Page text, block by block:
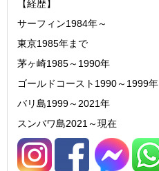
【経歴】
サーフィン1984年～
東京1985年まで
茅ヶ崎1985～1990年
ゴールドコースト1990～1999年
バリ島1999～2021年
スンバワ島2021～現在